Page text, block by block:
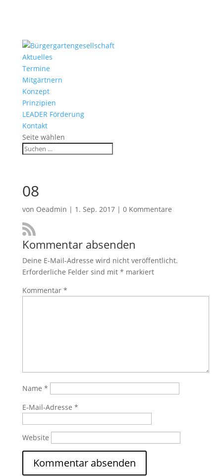
Aktuelles
Termine
Mitgärtnern
Konzept
Prinzipien
LEADER Förderung
Kontakt
Seite wählen
08
von Oeadmin | 1. Sep. 2017| 0 Kommentare
Kommentar absenden
Deine E-Mail-Adresse wird nicht veröffentlicht.
Erforderliche Felder sind mit * markiert
Kommentar *
Name *
E-Mail-Adresse *
Website